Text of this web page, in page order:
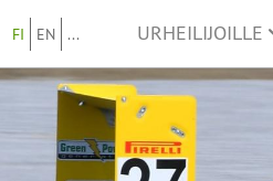
FI EN ... URHEILIJOILLE